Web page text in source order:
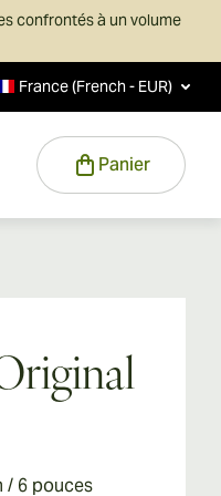
confrontés à un volume
France (French - EUR)
Panier
/ 6 pouces